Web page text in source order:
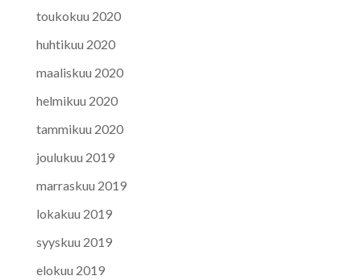
toukokuu 2020
huhtikuu 2020
maaliskuu 2020
helmikuu 2020
tammikuu 2020
joulukuu 2019
marraskuu 2019
lokakuu 2019
syyskuu 2019
elokuu 2019